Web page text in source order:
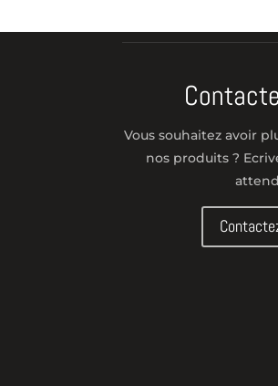
Vous souhaitez avoir
nos produits ?